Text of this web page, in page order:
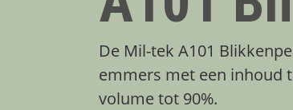
De Mil-tek A101
emmers met een inhoud
volume tot 90%.